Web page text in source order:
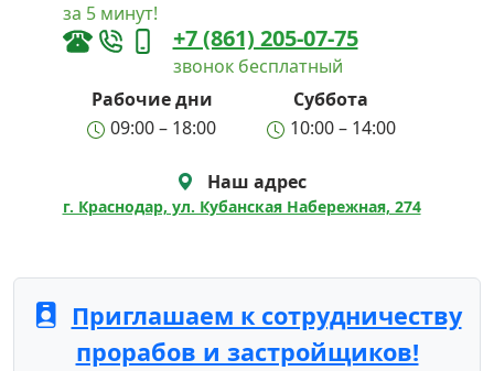
за 5 минут!
+7 (861) 205-07-75
звонок бесплатный
Рабочие дни
Суббота
09:00 – 18:00
10:00 – 14:00
Наш адрес
г. Краснодар, ул. Кубанская Набережная, 274
Приглашаем к сотрудничеству
прорабов и застройщиков!